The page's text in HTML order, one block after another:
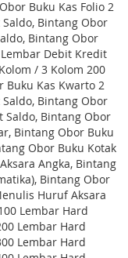
Buku Kas Folio 2
Bintang Obor
Bintang Obor
Debit Kredit
/ 3 Kolom 200
Buku Kas Kwarto 2
Bintang Obor
Saldo, Bintang Obor
Bintang Obor Buku
Obor Buku Kotak
Angka, Bintang
Bintang Obor
Huruf Aksara
Lembar Hard
Lembar Hard
Lembar Hard